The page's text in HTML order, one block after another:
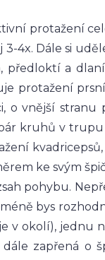
protažení
3-4x. Dále si
předloktí a
protažení
o vnější
kruhů v trupu
ke svým
pohybu.
bys
v okolí), jednu
dále zapřená o